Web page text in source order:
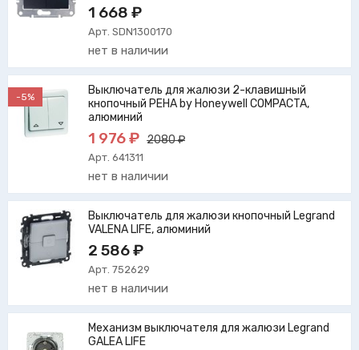
1 668 ₽
Арт. SDN1300170
нет в наличии
-5%
Выключатель для жалюзи 2-клавишный
кнопочный PEHA by Honeywell COMPACTA,
алюминий
1 976 ₽ 2080 ₽
Арт. 641311
нет в наличии
Выключатель для жалюзи кнопочный Legrand
VALENA LIFE, алюминий
2 586 ₽
Арт. 752629
нет в наличии
Механизм выключателя для жалюзи Legrand
GALEA LIFE